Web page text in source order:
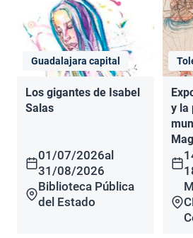
Guadalajara capital
Los gigantes de Isabel
Salas
01/07/2026al
31/08/2026
Biblioteca Pública
del Estado
y la